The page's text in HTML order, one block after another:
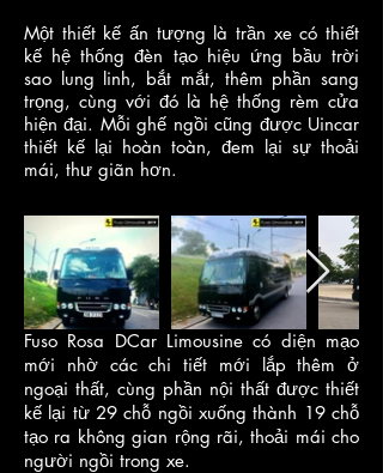
Một thiết kế ấn tượng là trần xe có thiết
kế hệ thống đèn tạo hiệu ứng bầu trời
sao lung linh, bắt mắt, thêm phần sang
trọng, cùng với đó là hệ thống rèm cửa
hiện đại. Mỗi ghế ngồi cũng được Uincar
thiết kế lại hoàn toàn, đem lại sự thoải
mái, thư giãn hơn.
Fuso Rosa DCar Limousine có diện mạo
mới nhờ các chi tiết mới lắp thêm ở
ngoại thất, cùng phần nội thất được thiết
kế lại từ 29 chỗ ngồi xuống thành 19 chỗ
tạo ra không gian rộng rãi, thoải mái cho
người ngồi trong xe.